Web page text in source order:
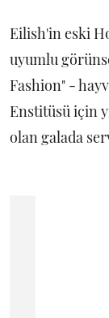
Eilish'in eski
uyumlu
Fashion" -
Enstitüsü için
olan galada